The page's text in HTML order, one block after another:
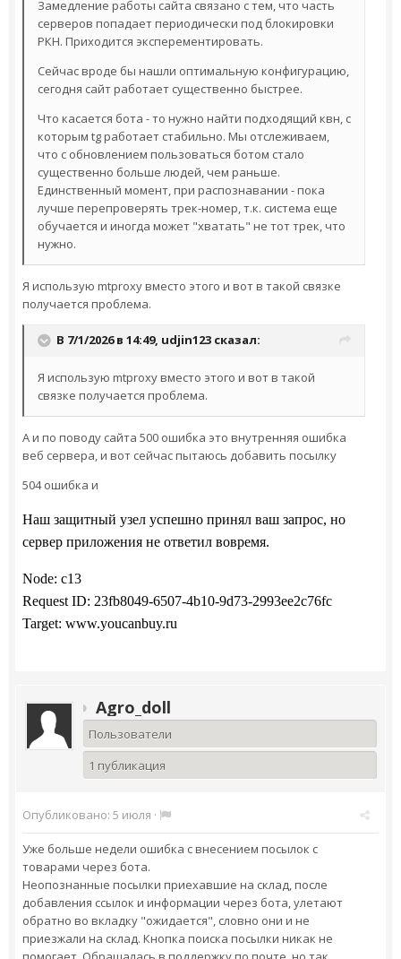
Замедление работы сайта связано с тем, что часть
серверов попадает периодически под блокировки
РКН. Приходится эксперементировать.
Сейчас вроде бы нашли оптимальную конфигурацию,
сегодня сайт работает существенно быстрее.
Что касается бота - то нужно найти подходящий квн, с
которым tg работает стабильно. Мы отслеживаем,
что с обновлением пользоваться ботом стало
существенно больше людей, чем раньше.
Единственный момент, при распознавании - пока
лучше перепроверять трек-номер, т.к. система еще
обучается и иногда может "хватать" не тот трек, что
нужно.
Я использую mtproxy вместо этого и вот в такой связке
получается проблема.
В 7/1/2026 в 14:49, udjin123 сказал:
Я использую mtproxy вместо этого и вот в такой
связке получается проблема.
А и по поводу сайта 500 ошибка это внутренняя ошибка
веб сервера, и вот сейчас пытаюсь добавить посылку
504 ошибка и
Наш защитный узел успешно принял ваш запрос, но
сервер приложения не ответил вовремя.
Node: c13
Request ID: 23fb8049-6507-4b10-9d73-2993ee2c76fc
Target: www.youcanbuy.ru
Agro_doll
Пользователи
1 публикация
Опубликовано: 5 июля ·
Уже больше недели ошибка с внесением посылок с
товарами через бота.
Неопознанные посылки приехавшие на склад, после
добавления ссылок и информации через бота, улетают
обратно во вкладку "ожидается", словно они и не
приезжали на склад. Кнопка поиска посылки никак не